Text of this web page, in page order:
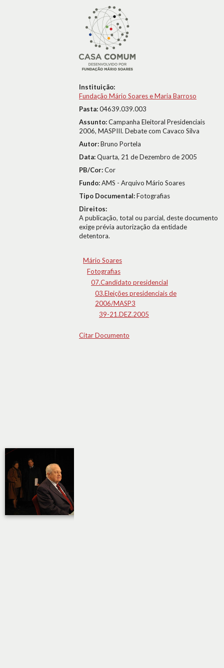
Instituição:
Fundação Mário Soares e Maria Barroso
Pasta:04639.039.003
Assunto:Campanha Eleitoral Presidenciais
2006, MASPIII. Debate com Cavaco Silva
Autor:Bruno Portela
Data:Quarta, 21 de Dezembro de 2005
PB/Cor:Cor
Fundo:AMS - Arquivo Mário Soares
Tipo Documental:Fotografias
Direitos:
A publicação, total ou parcial, deste documento
exige prévia autorização da entidade
detentora.
Mário Soares
Fotografias
07.Candidato presidencial
03.Eleições presidenciais de
2006/MASP3
39-21.DEZ.2005
Citar Documento